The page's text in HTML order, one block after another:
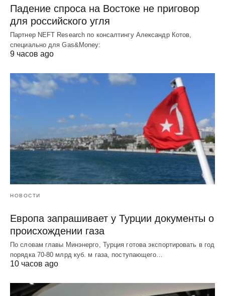
Падение спроса на Востоке не приговор
для российского угля
Партнер NEFT Research по консалтингу Александр Котов,
специально для Gas&Money:
9 часов ago
НОВОСТИ
Европа запрашивает у Турции документы о
происхождении газа
По словам главы Минэнерго, Турция готова экспортировать в год
порядка 70-80 млрд куб. м газа, поступающего…
10 часов ago